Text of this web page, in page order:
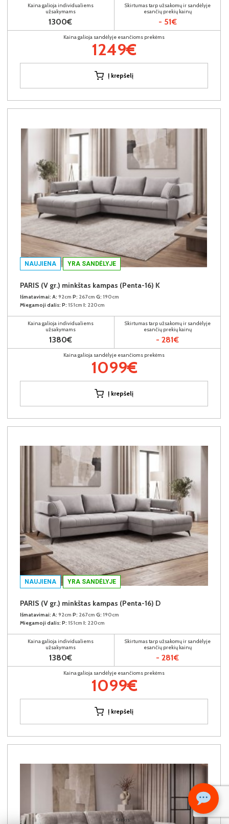
Kiekis:
Kaina galioja individualiems
užsakymams
1300€
Skirtumas tarp užsakomų ir sandėlyje
esančių prekių kainų
- 51€
Kaina galioja sandėlyje esančioms prekėms
1249€
Į krepšelį
NAUJIENA YRA SANDĖLYJE
PARIS (V gr.) minkštas kampas (Penta-16) K
Išmatavimai: A: 92cm P: 267cm G: 190cm
Miegamoji dalis: P: 151cm I: 220cm
Kaina galioja individualiems
užsakymams
1380€
Skirtumas tarp užsakomų ir sandėlyje
esančių prekių kainų
- 281€
Kaina galioja sandėlyje esančioms prekėms
1099€
Į krepšelį
NAUJIENA YRA SANDĖLYJE
PARIS (V gr.) minkštas kampas (Penta-16) D
Išmatavimai: A: 92cm P: 267cm G: 190cm
Miegamoji dalis: P: 151cm I: 220cm
Kaina galioja individualiems
užsakymams
1380€
Skirtumas tarp užsakomų ir sandėlyje
esančių prekių kainų
- 281€
Kaina galioja sandėlyje esančioms prekėms
1099€
Į krepšelį